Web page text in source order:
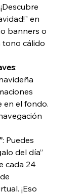
en
banners o
tono cálido
:
en el fondo.
: Puedes
del día”
cada 24
¡Eso